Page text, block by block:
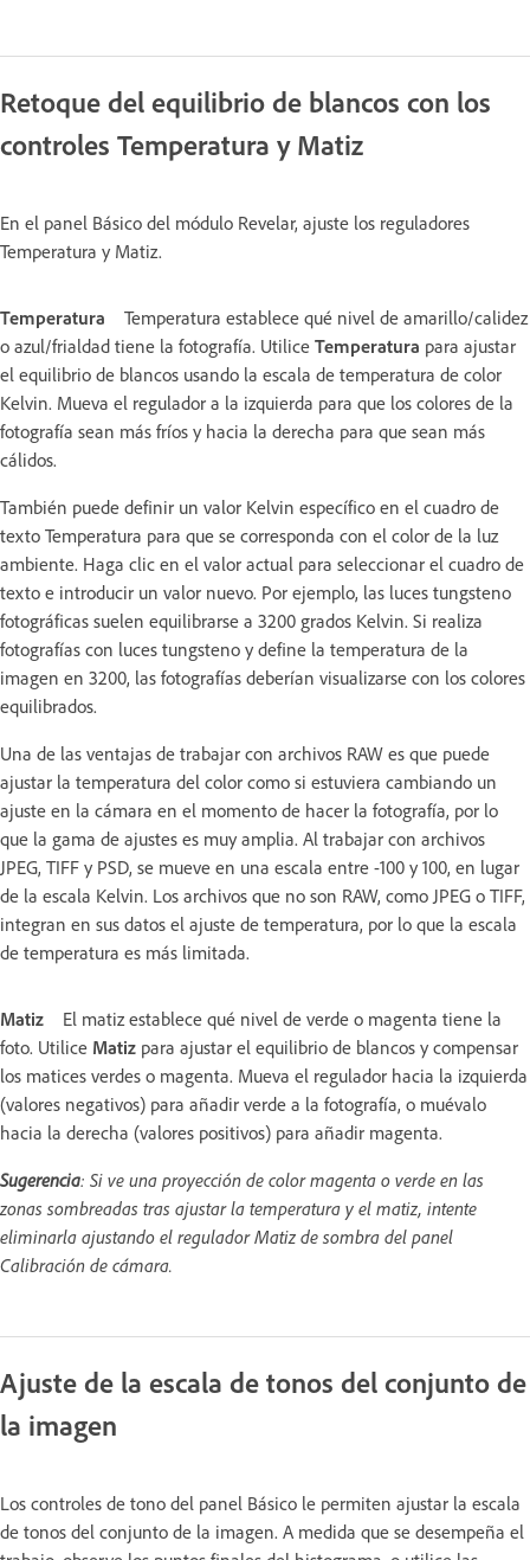
Retoque del equilibrio de blancos con los
controles Temperatura y Matiz
En el panel Básico del módulo Revelar, ajuste los reguladores
Temperatura y Matiz.
Temperatura
Temperatura establece qué nivel de amarillo/calidez
o azul/frialdad tiene la fotografía. Utilice Temperatura para ajustar
el equilibrio de blancos usando la escala de temperatura de color
Kelvin. Mueva el regulador a la izquierda para que los colores de la
fotografía sean más fríos y hacia la derecha para que sean más
cálidos.
También puede definir un valor Kelvin específico en el cuadro de
texto Temperatura para que se corresponda con el color de la luz
ambiente. Haga clic en el valor actual para seleccionar el cuadro de
texto e introducir un valor nuevo. Por ejemplo, las luces tungsteno
fotográficas suelen equilibrarse a 3200 grados Kelvin. Si realiza
fotografías con luces tungsteno y define la temperatura de la
imagen en 3200, las fotografías deberían visualizarse con los colores
equilibrados.
Una de las ventajas de trabajar con archivos RAW es que puede
ajustar la temperatura del color como si estuviera cambiando un
ajuste en la cámara en el momento de hacer la fotografía, por lo
que la gama de ajustes es muy amplia. Al trabajar con archivos
JPEG, TIFF y PSD, se mueve en una escala entre -100 y 100, en lugar
de la escala Kelvin. Los archivos que no son RAW, como JPEG o TIFF,
integran en sus datos el ajuste de temperatura, por lo que la escala
de temperatura es más limitada.
Matiz
El matiz establece qué nivel de verde o magenta tiene la
foto. Utilice Matiz para ajustar el equilibrio de blancos y compensar
los matices verdes o magenta. Mueva el regulador hacia la izquierda
(valores negativos) para añadir verde a la fotografía, o muévalo
hacia la derecha (valores positivos) para añadir magenta.
Sugerencia: Si ve una proyección de color magenta o verde en las
zonas sombreadas tras ajustar la temperatura y el matiz, intente
eliminarla ajustando el regulador Matiz de sombra del panel
Calibración de cámara.
Ajuste de la escala de tonos del conjunto de
la imagen
Los controles de tono del panel Básico le permiten ajustar la escala
de tonos del conjunto de la imagen. A medida que se desempeña el